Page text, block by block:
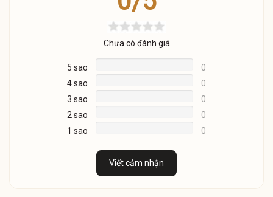
Chưa có đánh giá
5 sao
0
4 sao
0
3 sao
0
2 sao
0
1 sao
0
Viết cảm nhận